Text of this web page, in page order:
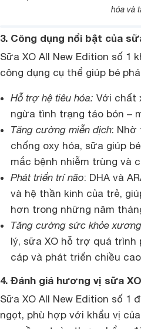
hóa và
3. Công dụng nổi bật của
Sữa XO All New Edition số
công dụng cụ thể giúp bé
Hỗ trợ hệ tiêu hóa: Với chất
ngừa tình trạng táo bón –
Tăng cường miễn dịch: Nhờ
chống oxy hóa, sữa giúp
mắc bệnh nhiễm trùng và
Phát triển trí não: DHA và
và hệ thần kinh của trẻ,
hơn trong những năm
Tăng cường sức khỏe xương
lý, sữa XO hỗ trợ quá
cáp và phát triển chiều
4. Đánh giá hương vị sữa
Sữa XO All New Edition số
ngọt, phù hợp với khẩu vị